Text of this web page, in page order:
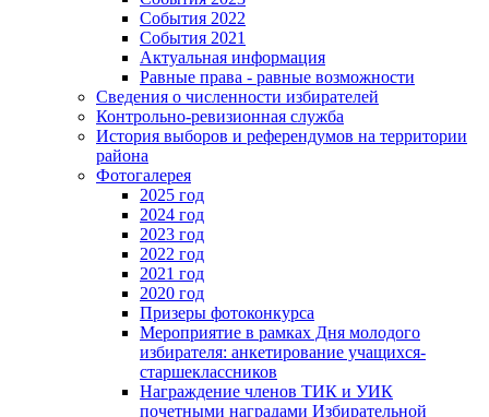
События 2022
События 2021
Актуальная информация
Равные права - равные возможности
Сведения о численности избирателей
Контрольно-ревизионная служба
История выборов и референдумов на территории
района
Фотогалерея
2025 год
2024 год
2023 год
2022 год
2021 год
2020 год
Призеры фотоконкурса
Мероприятие в рамках Дня молодого
избирателя: анкетирование учащихся-
старшеклассников
Награждение членов ТИК и УИК
почетными наградами Избирательной